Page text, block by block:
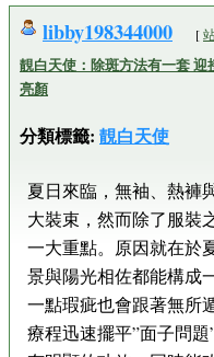
libby198344000 [
靚白天使：除斑方法有一套 迎
亮顏
分類標籤: 靚白天使
夏日來臨，無袖、熱褲
大裝束，然而除了服裝
一大重點。原因就在於
景與陽光相佐都能構成
一點瑕疵也會跟著無所
療程迅速擺平”面子問